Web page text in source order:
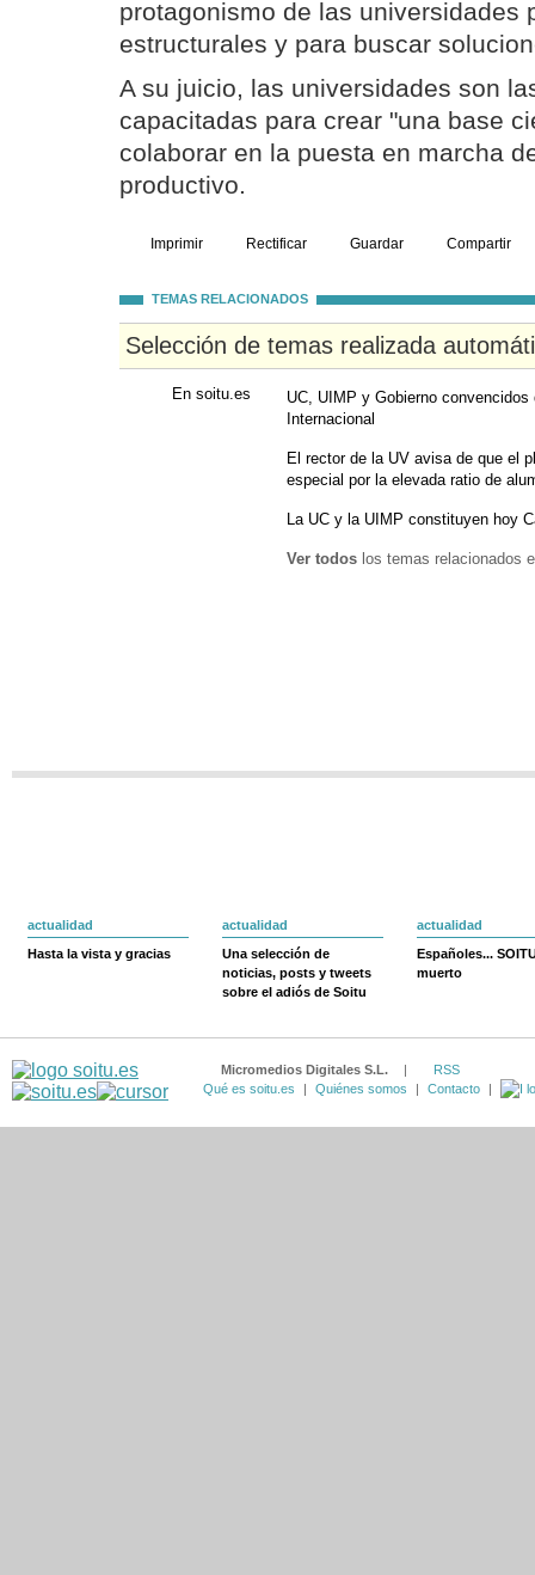
protagonismo de las universidades
estructurales y para buscar
A su juicio, las universidades son
capacitadas para crear "una base
colaborar en la puesta en marcha
productivo.
Imprimir Rectificar Guardar Compartir
TEMAS RELACIONADOS
Selección de temas realizada
En soitu.es
UC, UIMP y Gobierno
Internacional
El rector de la UV avisa de que el
especial por la elevada ratio de
La UC y la UIMP constituyen hoy
Ver todos los temas relacionados
actualidad
Hasta la vista y gracias
actualidad
Una selección de
noticias, posts y tweets
sobre el adiós de Soitu
actualidad
Españoles...
muerto
Micromedios Digitales S.L. |
RSS
Qué es soitu.es
| Quiénes somos | Contacto |